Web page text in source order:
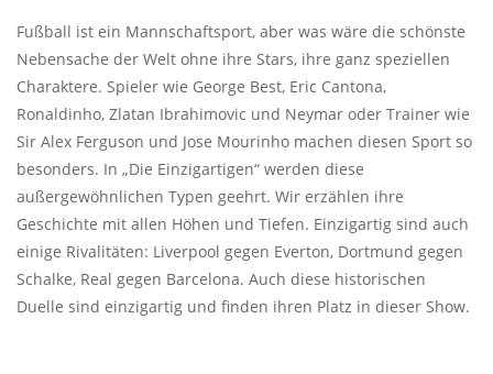
Fußball ist ein Mannschaftsport, aber was wäre die schönste
Nebensache der Welt ohne ihre Stars, ihre ganz speziellen
Charaktere. Spieler wie George Best, Eric Cantona,
Ronaldinho, Zlatan Ibrahimovic und Neymar oder Trainer wie
Sir Alex Ferguson und Jose Mourinho machen diesen Sport so
besonders. In „Die Einzigartigen“ werden diese
außergewöhnlichen Typen geehrt. Wir erzählen ihre
Geschichte mit allen Höhen und Tiefen. Einzigartig sind auch
einige Rivalitäten: Liverpool gegen Everton, Dortmund gegen
Schalke, Real gegen Barcelona. Auch diese historischen
Duelle sind einzigartig und finden ihren Platz in dieser Show.